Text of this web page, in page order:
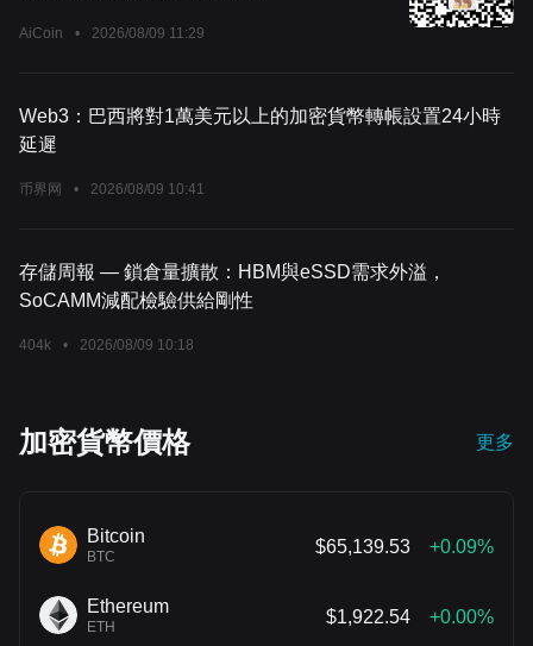
AiCoin • 2026/08/09 11:29
Web3：巴西將對1萬美元以上的加密貨幣轉帳設置24小時
延遲
币界网 • 2026/08/09 10:41
存儲周報 — 鎖倉量擴散：HBM與eSSD需求外溢，
SoCAMM減配檢驗供給剛性
404k • 2026/08/09 10:18
加密貨幣價格 更多
Bitcoin
BTC
$65,139.53 +0.09%
Ethereum
ETH
$1,922.54 +0.00%